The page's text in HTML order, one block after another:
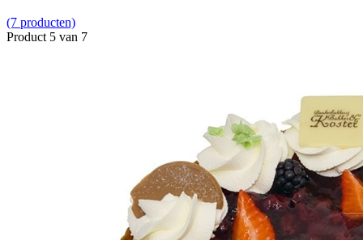
(7 producten)
Product 5 van 7